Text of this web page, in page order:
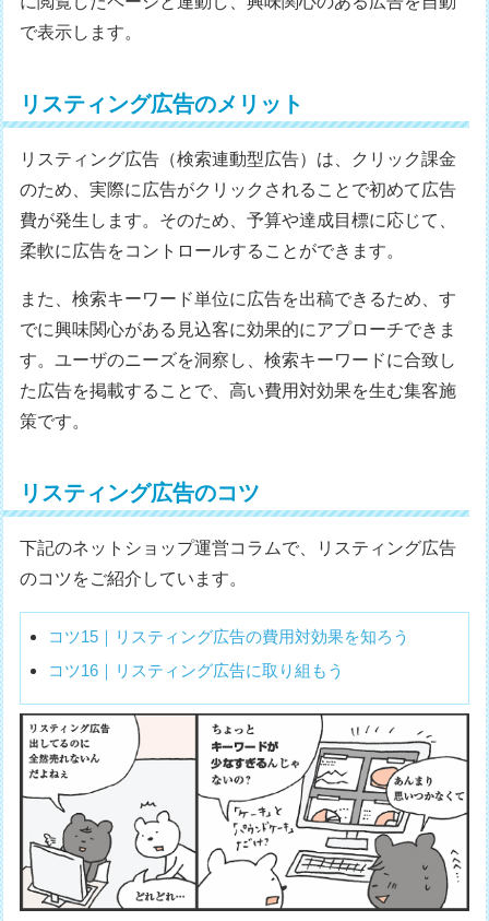
で表示します。
リスティング広告のメリット
リスティング広告（検索連動型広告）は、クリック課金
のため、実際に広告がクリックされることで初めて広告
費が発生します。そのため、予算や達成目標に応じて、
柔軟に広告をコントロールすることができます。
また、検索キーワード単位に広告を出稿できるため、す
でに興味関心がある見込客に効果的にアプローチできま
す。ユーザのニーズを洞察し、検索キーワードに合致し
た広告を掲載することで、高い費用対効果を生む集客施
策です。
リスティング広告のコツ
下記のネットショップ運営コラムで、リスティング広告
のコツをご紹介しています。
コツ15｜リスティング広告の費用対効果を知ろう
コツ16｜リスティング広告に取り組もう